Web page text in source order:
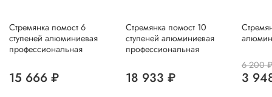
Стремянка помост 6
ступеней алюминиевая
профессиональная
15 666 ₽
Стремянка помост 10
ступеней алюминиевая
профессиональная
18 933 ₽
6 200 ₽
3